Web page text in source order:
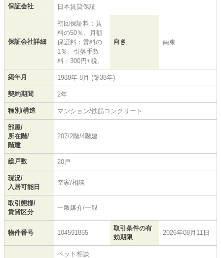
保証会社 日本賃貸保証
保証会社詳細
初回保証料：賃
料の50％、月額
保証料：賃料の
1％、引落手数
料：300円+税。
向き 南東
築年月 1988年 8月 (築38年)
契約期間 2年
種別/構造 マンション/鉄筋コンクリート
部屋/
所在階/
階建
207/2階/4階建
総戸数 20戸
現況/
入居可能日
空家/相談
取引態様/
賃貸区分
一般媒介/一般
物件番号 104591855
取引条件の有
効期限
2026年08月11日
ペット相談